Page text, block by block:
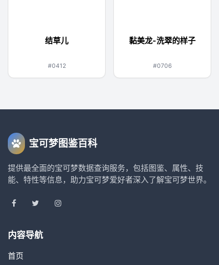
结草儿
#0412
黏美龙-洗翠的样子
#0706
宝可梦图鉴百科
提供最全面的宝可梦数据查询服务，包括图鉴、属性、技
能、特性等信息，助力宝可梦爱好者深入了解宝可梦世界。
内容导航
首页